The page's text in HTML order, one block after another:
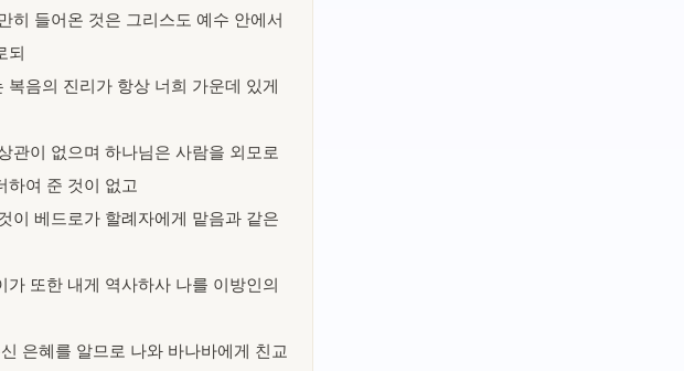
히 들어온 것은 그리스도 예수 안에서
되
음의 진리가 항상 너희 가운데 있게
관이 없으며 하나님은 사람을 외모로
하여 준 것이 없고
이 베드로가 할례자에게 맡음과 같은
또한 내게 역사하사 나를 이방인의
은혜를 알므로 나와 바나바에게 친교